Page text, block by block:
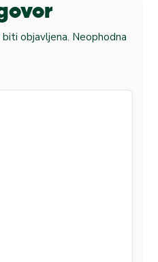
objavljena. Neophodna